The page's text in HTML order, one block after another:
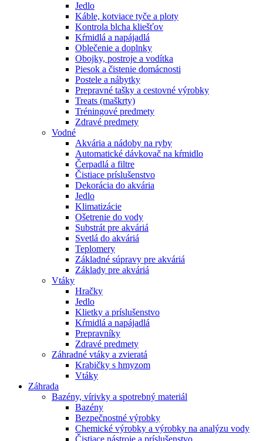
Jedlo
Káble, kotviace tyče a ploty
Kontrola blcha kliešťov
Kŕmidlá a napájadlá
Oblečenie a doplnky
Obojky, postroje a vodítka
Piesok a čistenie domácnosti
Postele a nábytky
Prepravné tašky a cestovné výrobky
Treats (maškrty)
Tréningové predmety
Zdravé predmety
Vodné
Akvária a nádoby na ryby
Automatické dávkovač na kŕmidlo
Čerpadlá a filtre
Čistiace príslušenstvo
Dekorácia do akvária
Jedlo
Klimatizácie
Ošetrenie do vody
Substrát pre akváriá
Svetlá do akváriá
Teplomery
Základné súpravy pre akváriá
Základy pre akváriá
Vtáky
Hračky
Jedlo
Klietky a príslušenstvo
Kŕmidlá a napájadlá
Prepravníky
Zdravé predmety
Záhradné vtáky a zvieratá
Krabičky s hmyzom
Vtáky
Záhrada
Bazény, vírivky a spotrebný materiál
Bazény
Bezpečnostné výrobky
Chemické výrobky a výrobky na analýzu vody
Čistiace nástroje a príslušenstvo